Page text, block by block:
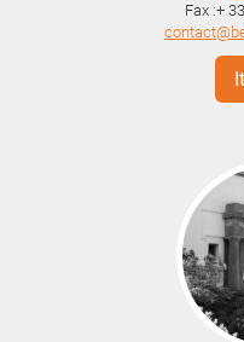
Fax :+